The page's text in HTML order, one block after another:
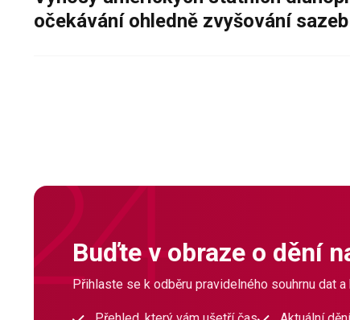
očekávání ohledně zvyšování
Buďte v obraze o dění
Přihlaste se k odběru pravidelného souhrnu dat